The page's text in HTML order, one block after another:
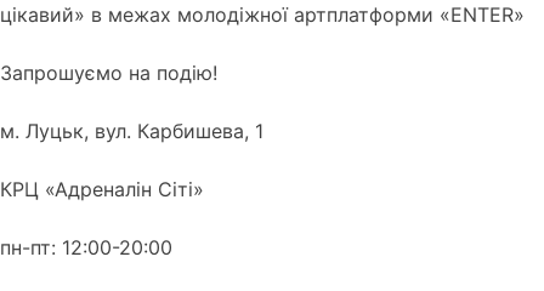
цікавий» в межах молодіжної артплатформи «ENTER»
Запрошуємо на подію!
м. Луцьк, вул. Карбишева, 1
КРЦ «Адреналін Сіті»
пн-пт: 12:00-20:00